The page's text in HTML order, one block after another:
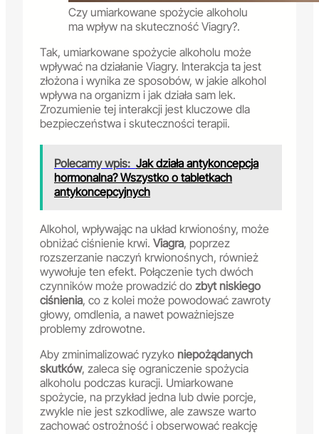
Czy umiarkowane spożycie alkoholu
ma wpływ na skuteczność Viagry?.
Tak, umiarkowane spożycie alkoholu może
wpływać na działanie Viagry. Interakcja ta jest
złożona i wynika ze sposobów, w jakie alkohol
wpływa na organizm i jak działa sam lek.
Zrozumienie tej interakcji jest kluczowe dla
bezpieczeństwa i skuteczności terapii.
Polecamy wpis: Jak działa antykoncepcja
hormonalna? Wszystko o tabletkach
antykoncepcyjnych
Alkohol, wpływając na układ krwionośny, może
obniżać ciśnienie krwi. Viagra, poprzez
rozszerzanie naczyń krwionośnych, również
wywołuje ten efekt. Połączenie tych dwóch
czynników może prowadzić do zbyt niskiego
ciśnienia, co z kolei może powodować zawroty
głowy, omdlenia, a nawet poważniejsze
problemy zdrowotne.
Aby zminimalizować ryzyko niepożądanych
skutków, zaleca się ograniczenie spożycia
alkoholu podczas kuracji. Umiarkowane
spożycie, na przykład jedna lub dwie porcje,
zwykle nie jest szkodliwe, ale zawsze warto
zachować ostrożność i obserwować reakcję